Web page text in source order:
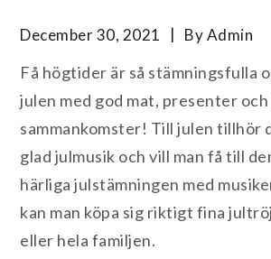
December 30, 2021 ByAdmin
Få högtider är så stämningsfulla
julen med god mat, presenter
sammankomster! Till julen tillhör
glad julmusik och vill man få till
härliga julstämningen med
kan man köpa sig riktigt fina
eller hela familjen.